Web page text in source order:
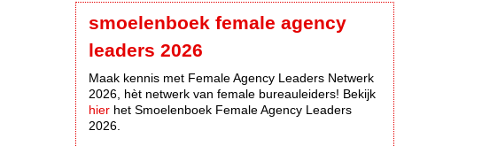
smoelenboek female agency
leaders 2026
Maak kennis met Female Agency Leaders Netwerk
2026, hèt netwerk van female bureauleiders! Bekijk
hier het Smoelenboek Female Agency Leaders
2026.